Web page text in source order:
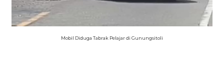
Mobil Diduga Tabrak Pelajar di Gunungsitoli